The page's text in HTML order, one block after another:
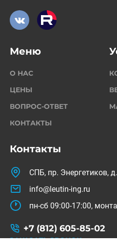
Контакты
СПБ, пр. Энергетиков,
info@leutin-ing.ru
пн-сб 09:00-17:00,
+7 (812) 605-85-02
ЗАКАЗАТЬ ЗВОНОК
Меню
О НАС
ЦЕНЫ
ВОПРОС-ОТВЕТ
КОНТАКТЫ